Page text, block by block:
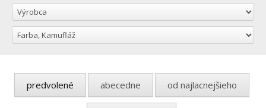
predvolené abecedne od najlacnejšieho